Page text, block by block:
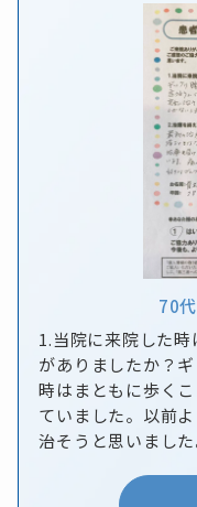
70代
1.当院に来院した
がありましたか？
時はまともに歩く
ていました。以前
治そうと思いまし